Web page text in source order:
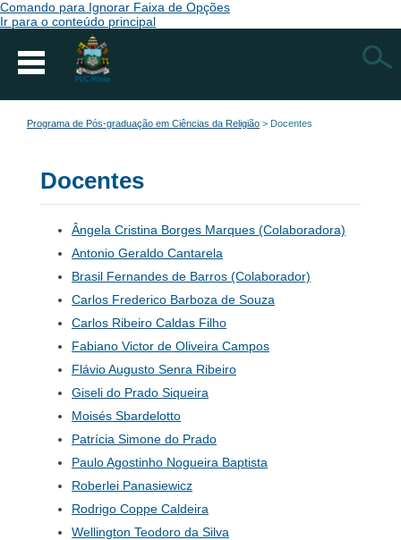
Comando para Ignorar Faixa de Opções
Ir para o conteúdo principal
Programa de Pós-graduação em Ciências da Religião > Docentes
Docentes
Ângela Cristina Borges Marques (Colaboradora)
Antonio Geraldo Cantarela
Brasil Fernandes de Barros (Colaborador)
Carlos Frederico Barboza de Souza
Carlos Ribeiro Caldas Filho
Fabiano Victor de Oliveira Campos
Flávio Augusto Senra Ribeiro
Giseli do Prado Siqueira
Moisés Sbardelotto
Patrícia Simone do Prado
Paulo Agostinho Nogueira Baptista
Roberlei Panasiewicz
Rodrigo Coppe Caldeira
Wellington Teodoro da Silva